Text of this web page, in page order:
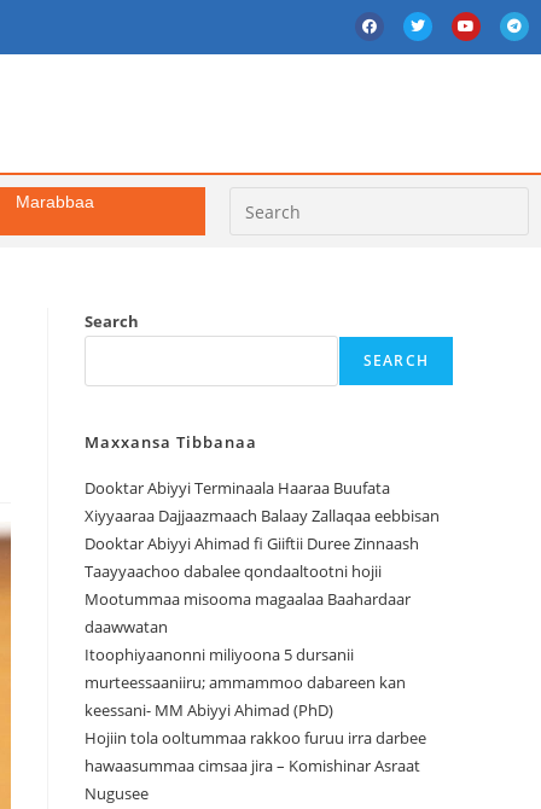
Marabbaa
Search
SEARCH
Maxxansa Tibbanaa
Dooktar Abiyyi Terminaala Haaraa Buufata
Xiyyaaraa Dajjaazmaach Balaay Zallaqaa eebbisan
Dooktar Abiyyi Ahimad fi Giiftii Duree Zinnaash
Taayyaachoo dabalee qondaaltootni hojii
Mootummaa misooma magaalaa Baahardaar
daawwatan
Itoophiyaanonni miliyoona 5 dursanii
murteessaaniiru; ammammoo dabareen kan
keessani- MM Abiyyi Ahimad (PhD)
Hojiin tola ooltummaa rakkoo furuu irra darbee
hawaasummaa cimsaa jira – Komishinar Asraat
Nugusee